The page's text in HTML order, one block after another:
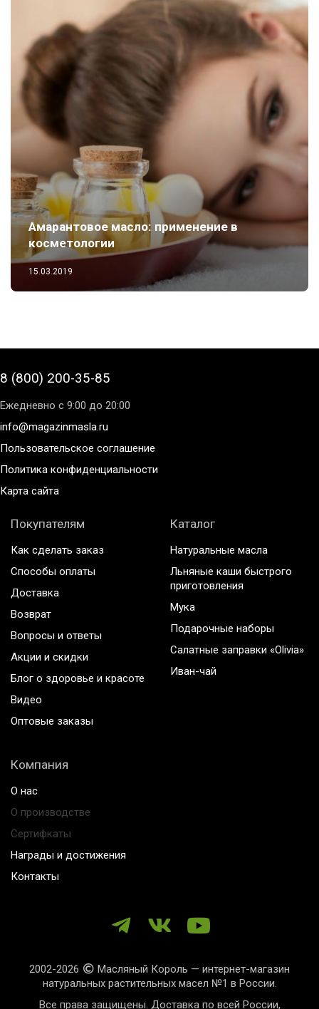
Амарантовое масло: применение в
косметологии
15.03.2019
8 (800) 200-35-85
Ежедневно с 9:00 до 20:00
info@magazinmasla.ru
Пользовательское соглашение
Политика конфиденциальности
Карта сайта
Покупателям
Как сделать заказ
Способы оплаты
Доставка
Возврат
Вопросы и ответы
Акции и скидки
Блог о здоровье и красоте
Видео
Оптовые заказы
Каталог
Натуральные масла
Льняные каши быстрого
приготовления
Мука
Подарочные наборы
Салатные заправки «Olivia»
Иван-чай
Компания
О нас
О производстве
Сертифкаты
Награды и достижения
Контакты
2002-2026
Масляный Король — интернет-магазин
натуральных растительных масел №1 в России.
Все права защищены. Доставка по всей России,